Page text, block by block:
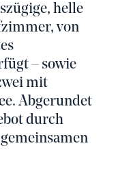
helle
von
– sowie
mit
Abgerundet
durch